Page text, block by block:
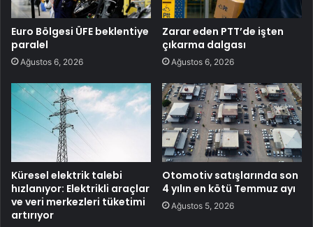
Euro Bölgesi ÜFE beklentiye
paralel
Ağustos 6, 2026
Zarar eden PTT’de işten
çıkarma dalgası
Ağustos 6, 2026
Küresel elektrik talebi
hızlanıyor: Elektrikli araçlar
ve veri merkezleri tüketimi
artırıyor
Otomotiv satışlarında son
4 yılın en kötü Temmuz ayı
Ağustos 5, 2026